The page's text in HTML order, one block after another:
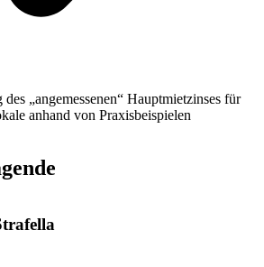
des „angemessenen“ Hauptmietzinses für
anhand von Praxisbeispielen